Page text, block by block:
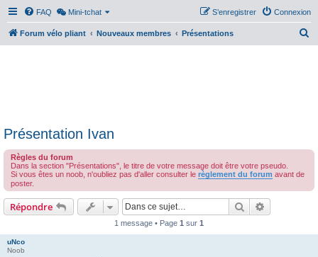
FAQ Mini-tchat Connexion
S’enregistrer
Forum vélo pliant Nouveaux membres Présentations
h
Présentation Ivan
Règles du forum
Dans la section "Présentations", le titre de votre message doit être votre pseudo.
Si vous êtes un noob, n'oubliez pas d'aller consulter le règlement du forum avant de
poster.
Répondre Rechercher
1 message • Page 1 sur 1
uNco
Noob